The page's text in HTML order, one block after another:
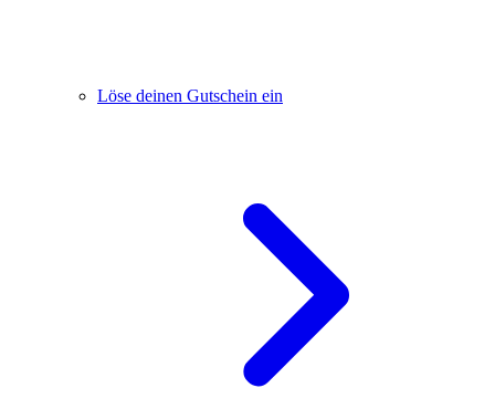
Löse deinen Gutschein ein